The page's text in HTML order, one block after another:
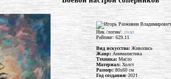
Ник /логин/: rivart
Рейтинг: 629.11
Вид искусства: Живопись
Жанр: Анималистика
Техника:Масло
Материал:Холст
Размер:80x60 см
Год создания:2021